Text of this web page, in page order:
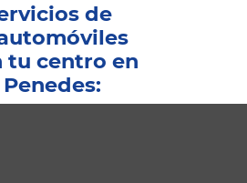
de
tu centro en